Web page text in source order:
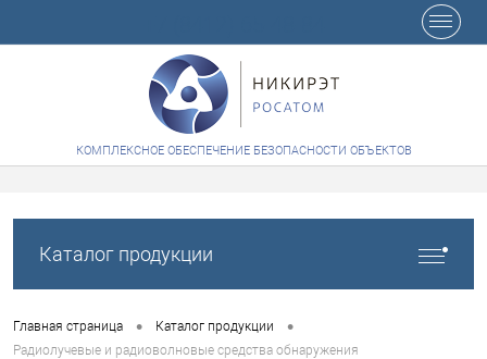
КОМПЛЕКСНОЕ ОБЕСПЕЧЕНИЕ БЕЗОПАСНОСТИ ОБЪЕКТОВ
Каталог продукции
Главная страница • Каталог продукции •
Радиолучевые и радиоволновые средства обнаружения